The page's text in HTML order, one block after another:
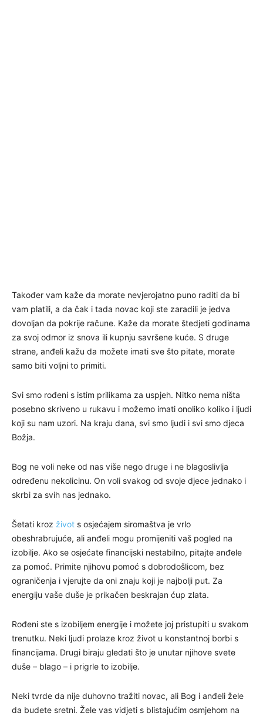
Također vam kaže da morate nevjerojatno puno raditi da bi
vam platili, a da čak i tada novac koji ste zaradili je jedva
dovoljan da pokrije račune. Kaže da morate štedjeti godinama
za svoj odmor iz snova ili kupnju savršene kuće. S druge
strane, anđeli kažu da možete imati sve što pitate, morate
samo biti voljni to primiti.
Svi smo rođeni s istim prilikama za uspjeh. Nitko nema ništa
posebno skriveno u rukavu i možemo imati onoliko koliko i ljudi
koji su nam uzori. Na kraju dana, svi smo ljudi i svi smo djeca
Božja.
Bog ne voli neke od nas više nego druge i ne blagoslivlja
određenu nekolicinu. On voli svakog od svoje djece jednako i
skrbi za svih nas jednako.
Šetati kroz život s osjećajem siromaštva je vrlo
obeshrabrujuće, ali anđeli mogu promijeniti vaš pogled na
izobilje. Ako se osjećate financijski nestabilno, pitajte anđele
za pomoć. Primite njihovu pomoć s dobrodošlicom, bez
ograničenja i vjerujte da oni znaju koji je najbolji put. Za
energiju vaše duše je prikačen beskrajan ćup zlata.
Rođeni ste s izobiljem energije i možete joj pristupiti u svakom
trenutku. Neki ljudi prolaze kroz život u konstantnoj borbi s
financijama. Drugi biraju gledati što je unutar njihove svete
duše – blago – i prigrle to izobilje.
Neki tvrde da nije duhovno tražiti novac, ali Bog i anđeli žele
da budete sretni. Žele vas vidjeti s blistajućim osmjehom na